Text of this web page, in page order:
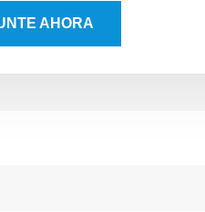
AHORA